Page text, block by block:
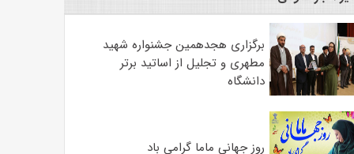
برگزاری هجدهمین جشنواره شهید
مطهری و تجلیل از اساتید برتر
دانشگاه
روز جهانی ماما گرامی باد